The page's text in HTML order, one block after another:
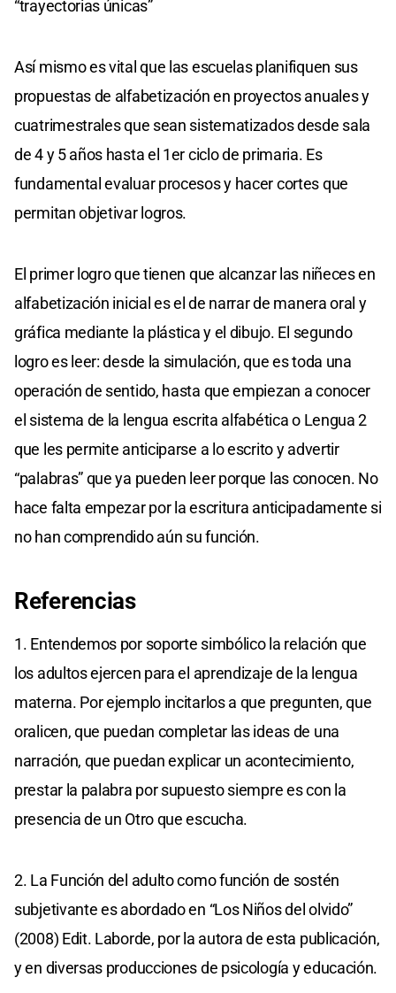
“trayectorias únicas”
Así mismo es vital que las escuelas planifiquen sus
propuestas de alfabetización en proyectos anuales y
cuatrimestrales que sean sistematizados desde sala
de 4 y 5 años hasta el 1er ciclo de primaria. Es
fundamental evaluar procesos y hacer cortes que
permitan objetivar logros.
El primer logro que tienen que alcanzar las niñeces en
alfabetización inicial es el de narrar de manera oral y
gráfica mediante la plástica y el dibujo. El segundo
logro es leer: desde la simulación, que es toda una
operación de sentido, hasta que empiezan a conocer
el sistema de la lengua escrita alfabética o Lengua 2
que les permite anticiparse a lo escrito y advertir
“palabras” que ya pueden leer porque las conocen. No
hace falta empezar por la escritura anticipadamente si
no han comprendido aún su función.
Referencias
1. Entendemos por soporte simbólico la relación que
los adultos ejercen para el aprendizaje de la lengua
materna. Por ejemplo incitarlos a que pregunten, que
oralicen, que puedan completar las ideas de una
narración, que puedan explicar un acontecimiento,
prestar la palabra por supuesto siempre es con la
presencia de un Otro que escucha.
2. La Función del adulto como función de sostén
subjetivante es abordado en “Los Niños del olvido”
(2008) Edit. Laborde, por la autora de esta publicación,
y en diversas producciones de psicología y educación.